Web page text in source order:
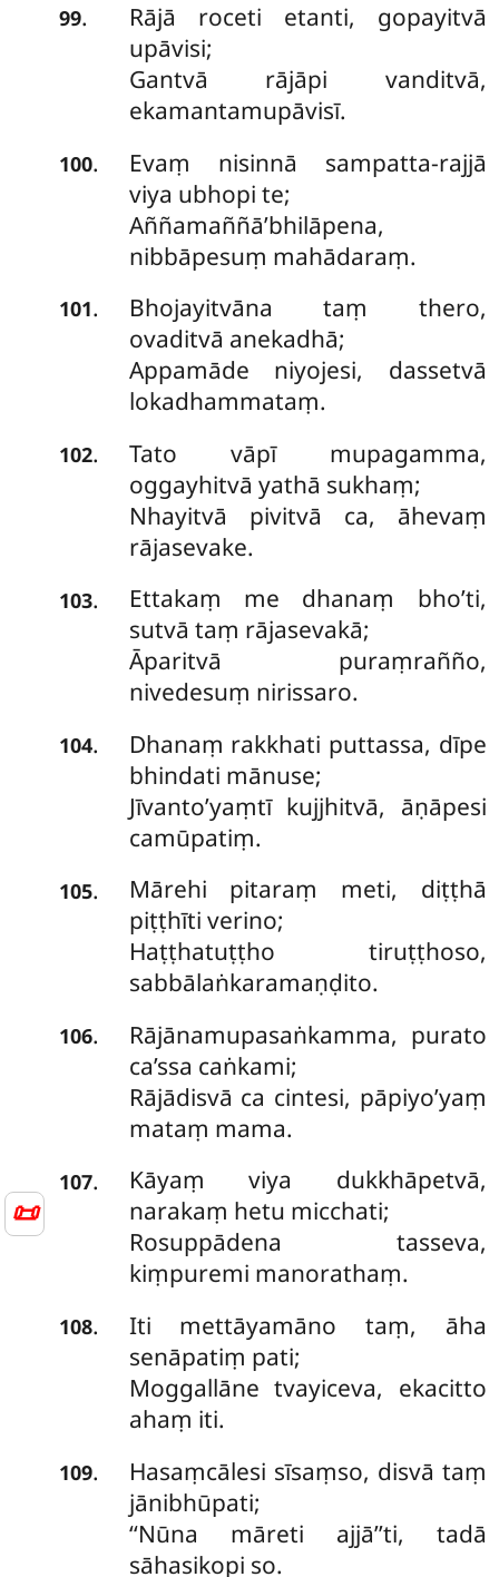
📜
99.
Rājā roceti etanti, gopayitvā
upāvisi;
Gantvā rājāpi vanditvā,
ekamantamupāvisī.
100.
Evaṃ nisinnā sampatta-rajjā
viya ubhopi te;
Aññamaññā’bhilāpena,
nibbāpesuṃ mahādaraṃ.
101.
Bhojayitvāna taṃ thero,
ovaditvā anekadhā;
Appamāde niyojesi, dassetvā
lokadhammataṃ.
102. Tato vāpī mupagamma,
oggayhitvā yathā sukhaṃ;
Nhayitvā pivitvā ca, āhevaṃ
rājasevake.
103.
Ettakaṃ me dhanaṃ bho’ti,
sutvā taṃ rājasevakā;
Āparitvā puraṃrañño,
nivedesuṃ nirissaro.
104.
Dhanaṃ rakkhati puttassa, dīpe
bhindati mānuse;
Jīvanto’yaṃtī kujjhitvā, āṇāpesi
camūpatiṃ.
105.
Mārehi pitaraṃ meti, diṭṭhā
piṭṭhīti verino;
Haṭṭhatuṭṭho tiruṭṭhoso,
sabbālaṅkaramaṇḍito.
106.
Rājānamupasaṅkamma, purato
ca’ssa caṅkami;
Rājādisvā ca cintesi, pāpiyo’yaṃ
mataṃ mama.
107.
Kāyaṃ viya dukkhāpetvā,
narakaṃ hetu micchati;
Rosuppādena tasseva,
kiṃpuremi manorathaṃ.
108.
Iti mettāyamāno taṃ, āha
senāpatiṃ pati;
Moggallāne tvayiceva, ekacitto
ahaṃ iti.
109.
Hasaṃcālesi sīsaṃso, disvā taṃ
jānibhūpati;
‘‘Nūna māreti ajjā’’ti, tadā
sāhasikopi so.